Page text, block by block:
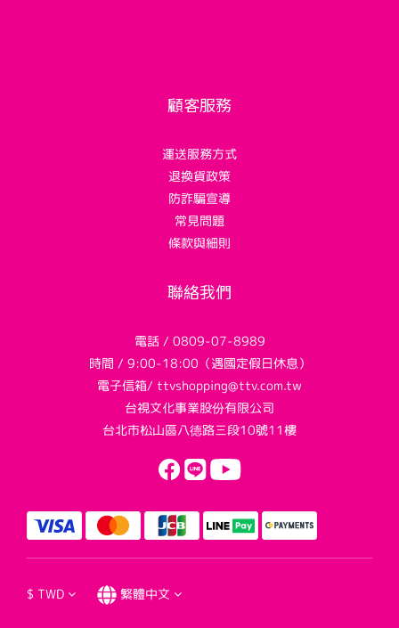
顧客服務
運送服務方式
退換貨政策
防詐騙宣導
常見問題
條款與細則
聯絡我們
電話 / 0809-07-8989
時間 / 9:00-18:00（遇國定假日休息）
電子信箱/ ttvshopping@ttv.com.tw
台視文化事業股份有限公司
台北市松山區八德路三段10號11樓
$ TWD 繁體中文